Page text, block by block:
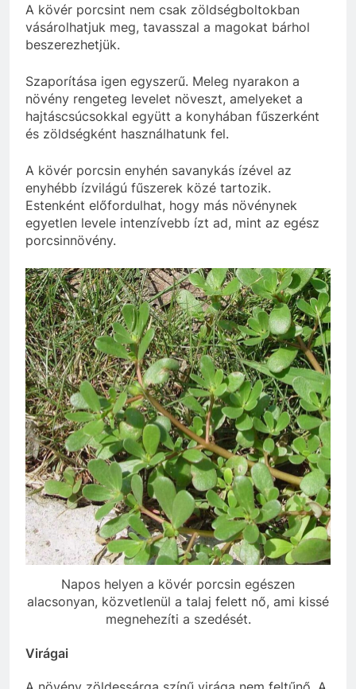
A kövér porcsint nem csak zöldségboltokban
vásárolhatjuk meg, tavasszal a magokat bárhol
beszerezhetjük.
Szaporítása igen egyszerű. Meleg nyarakon a
növény rengeteg levelet növeszt, amelyeket a
hajtáscsúcsokkal együtt a konyhában fűszerként
és zöldségként használhatunk fel.
A kövér porcsin enyhén savanykás ízével az
enyhébb ízvilágú fűszerek közé tartozik.
Estenként előfordulhat, hogy más növénynek
egyetlen levele intenzívebb ízt ad, mint az egész
porcsinnövény.
Napos helyen a kövér porcsin egészen
alacsonyan, közvetlenül a talaj felett nő, ami kissé
megnehezíti a szedését.
Virágai